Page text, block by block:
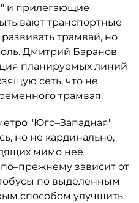
и прилегающие
транспортные
трамвай, но
Дмитрий Баранов
планируемых линий
сеть, что не
трамвая.
"Юго–Западная"
но не кардинально,
мимо неё
зависит от
по выделенным
способом улучшить